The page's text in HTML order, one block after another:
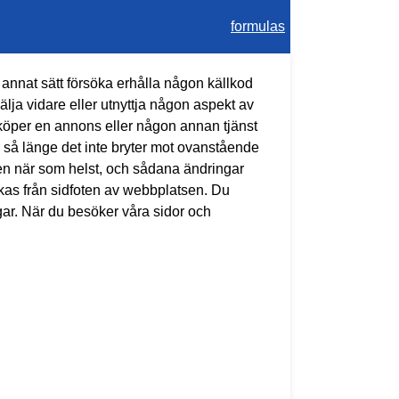
formulas
sätt försöka erhålla någon källkod
vidare eller utnyttja någon aspekt av
en annons eller någon annan tjänst
länge det inte bryter mot ovanstående
när som helst, och sådana ändringar
från sidfoten av webbplatsen. Du
När du besöker våra sidor och